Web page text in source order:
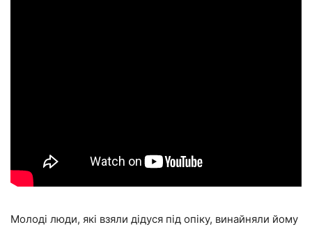
Молоді люди, які взяли дідуся під опіку, винайняли йому